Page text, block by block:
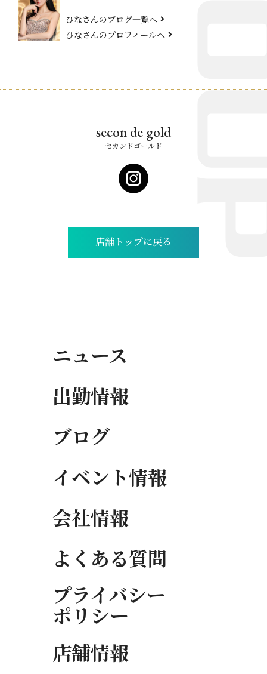
ひなさんのブログ一覧へ
ひなさんのプロフィールへ
secon de gold
セカンドゴールド
店舗トップに戻る
ニュース
出勤情報
ブログ
イベント情報
会社情報
よくある質問
プライバシー
ポリシー
店舗情報